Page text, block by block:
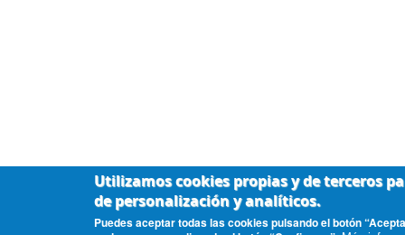
Utilizamos cookies propias y de terceros
de personalización y analíticos.
Puedes aceptar todas las cookies pulsando el botón